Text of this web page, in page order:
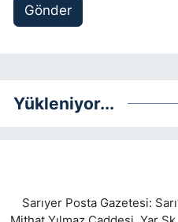
Gönder
Yükleniyor...
Sarıyer Posta Gazetesi: